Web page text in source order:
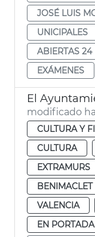
JOSÉ LUIS
UNICIPALES
ABIERTAS 24
EXÁMENES
modificado
CULTURA Y
CULTURA
EXTRAMURS
BENIMACLET
VALENCIA
EN